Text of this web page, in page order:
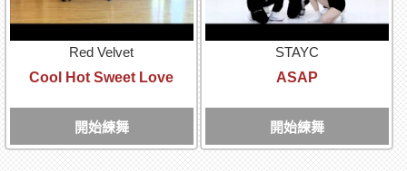
Red Velvet
Cool Hot Sweet Love
開始練舞
STAYC
ASAP
開始練舞